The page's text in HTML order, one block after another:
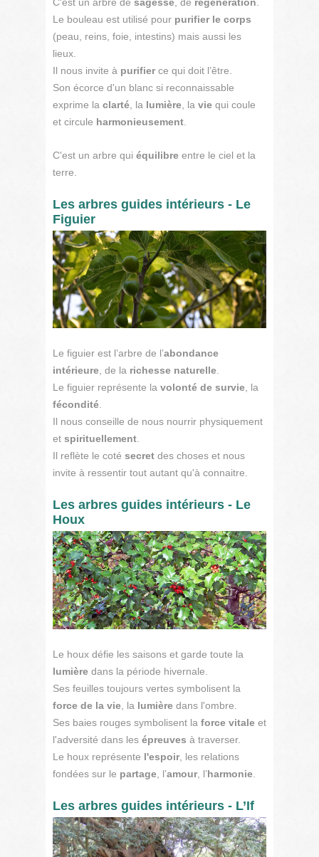
Le bouleau est utilisé pour purifier le corps
(peau, reins, foie, intestins) mais aussi les
lieux.
Il nous invite à purifierce qui doit l’être.
Son écorce d'un blanc si reconnaissable
exprime la clarté , la lumière , la vie qui coule
et circule harmonieusement
C'est un arbre qui équilibre entre le ciel et la
terre.
Les arbres guides intérieurs - Le
Figuier
Le figuier est l’arbre de l’abondance
intérieure , de la richesse naturelle
Le figuier représente la volonté de survie , la
fécondité
Il nous conseille de nous nourrir physiquement
et spirituellement
Il reflète le coté secret des choses et nous
invite à ressentir tout autant qu'à connaitre.
Les arbres guides intérieurs - Le
Houx
Le houx défie les saisons et garde toute la
lumière dans la période hivernale.
Ses feuilles toujours vertes symbolisent la
force de la vie , la lumière dans l'ombre.
Ses baies rouges symbolisent la force vitale et
l'adversité dans les épreuves à traverser.
Le houx représente l'espoir, les relations
fondées sur le partage , l’amour, l’harmonie
Les arbres guides intérieurs - L’If